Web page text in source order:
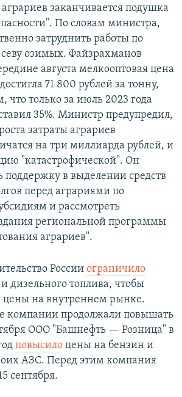
заканчивается подушка
По словам министра,
затруднить работы по
озимых. Файзрахманов
августа мелкооптовая цена
71 800 рублей за тонну,
что только за июль 2023 года
35%. Министр предупредил,
затраты аграриев
на три миллиарда рублей, и
"катастрофической". Он
поддержку в выделении средств
перед аграриями по
и рассмотреть
региональной программы
аграриев".
России ограничило
дизельного топлива, чтобы
цены на внутреннем рынке.
компании продолжали повышать
ООО "Башнефть — Розница" в
повысило цены на бензин и
АЗС. Перед этим компания
сентября.